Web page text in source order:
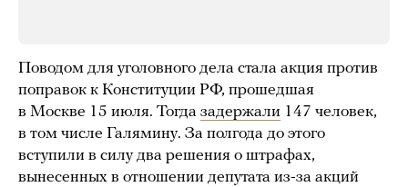
Поводом для уголовного дела стала акция против
поправок к Конституции РФ, прошедшая
в Москве 15 июля. Тогда задержали 147 человек,
в том числе Галямину. За полгода до этого
вступили в силу два решения о штрафах,
вынесенных в отношении депутата из-за акций